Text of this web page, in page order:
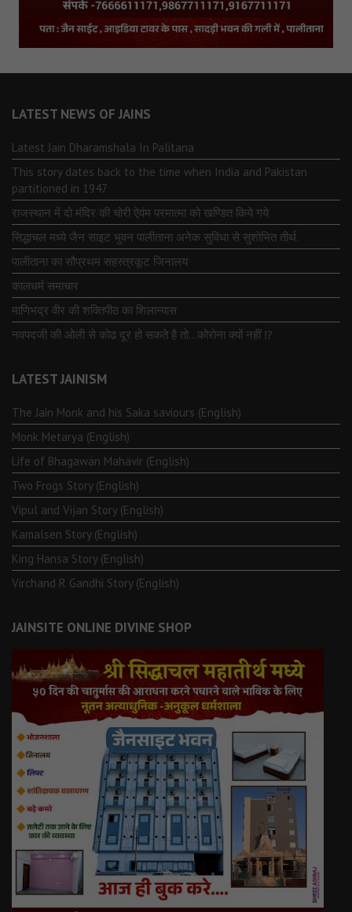
LATEST NEWS OF JAINS
Latest Jain Dharamshala In Palitana
This story dates back to the time when India and Pakistan
partitioned in 1947
राजस्थान में दो मंदिर की चोरी ऐवंम परमात्मा को खण्डित किये गये
सिद्धाचल मध्ये जैन साइट भुवन पालीताना अनेक सुविधा से सुशोभित तीर्थ.
पालीताना का सौप्रथम सहस्त्रकूट जिनालय
कालधर्म समाचार
माणिभद्र वीर की शक्तिपीठ का शिलान्यास
नवपदजी की ओली से कोढ दूर हो सकते है तो…कोरोना क्यों नहीं ⁉️
LATEST JAINISM
The Jain Monk and his Saka saviours (English)
Monk Metarya (English)
Life of Bhagawän Mahävir (English)
Two Frogs Story (English)
Vipul and Vijan Story (English)
Kamalsen Story (English)
King Hansa Story (English)
Virchand R Gandhi Story (English)
JAINSITE ONLINE DIVINE SHOP